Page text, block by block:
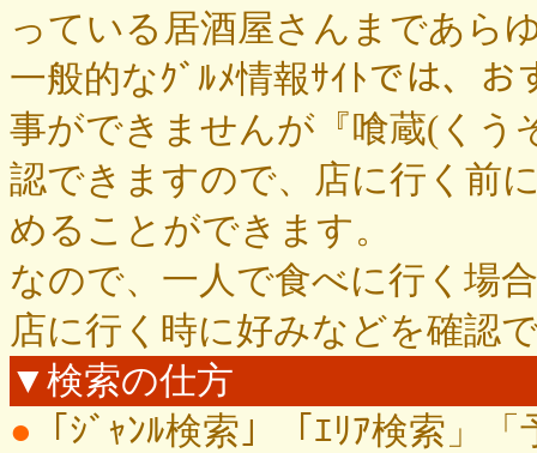
っている居酒屋さんまであら
一般的なｸﾞﾙﾒ情報ｻｲﾄでは、
事ができませんが『喰蔵(くう
認できますので、店に行く前
めることができます。
なので、一人で食べに行く場
店に行く時に好みなどを確認
▼検索の仕方
● 「ｼﾞｬﾝﾙ検索」「ｴﾘｱ検索」